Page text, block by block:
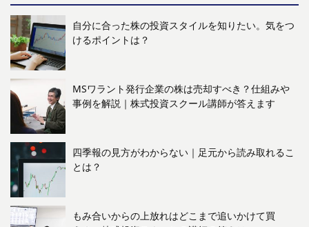
自分に合った株の投資スタイルを知りたい。気をつ
けるポイントは？
MSワラント発行企業の株は売却すべき？仕組みや
事例を解説｜株式投資スクール講師が答えます
四季報の見方がわからない｜足元から読み取れるこ
とは？
もみ合いからの上放れはどこまで追いかけて買